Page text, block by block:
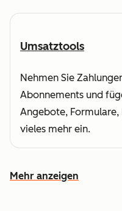
Umsatztools
Nehmen Sie
Abonnements und
Angebote, Formulare,
vieles mehr ein.
Mehr anzeigen
Weitere Funktionen